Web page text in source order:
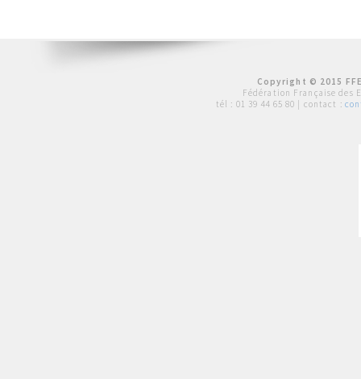
Copyright © 2015
Fédération Française des
tél : 01 39 44 65 80 | contact :